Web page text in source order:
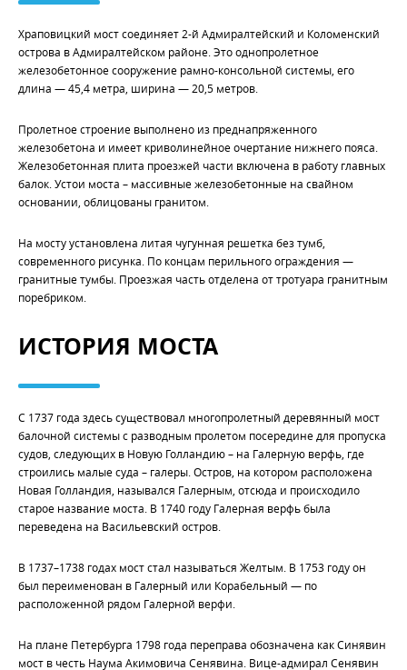
Храповицкий мост соединяет 2-й Адмиралтейский и Коломенский
острова в Адмиралтейском районе. Это однопролетное
железобетонное сооружение рамно-консольной системы, его
длина — 45,4 метра, ширина — 20,5 метров.
Пролетное строение выполнено из преднапряженного
железобетона и имеет криволинейное очертание нижнего пояса.
Железобетонная плита проезжей части включена в работу главных
балок. Устои моста – массивные железобетонные на свайном
основании, облицованы гранитом.
На мосту установлена литая чугунная решетка без тумб,
современного рисунка. По концам перильного ограждения —
гранитные тумбы. Проезжая часть отделена от тротуара гранитным
поребриком.
ИСТОРИЯ МОСТА
С 1737 года здесь существовал многопролетный деревянный мост
балочной системы с разводным пролетом посередине для пропуска
судов, следующих в Новую Голландию – на Галерную верфь, где
строились малые суда – галеры. Остров, на котором расположена
Новая Голландия, назывался Галерным, отсюда и происходило
старое название моста. В 1740 году Галерная верфь была
переведена на Васильевский остров.
В 1737–1738 годах мост стал называться Желтым. В 1753 году он
был переименован в Галерный или Корабельный — по
расположенной рядом Галерной верфи.
На плане Петербурга 1798 года переправа обозначена как Синявин
мост в честь Наума Акимовича Сенявина. Вице-адмирал Сенявин